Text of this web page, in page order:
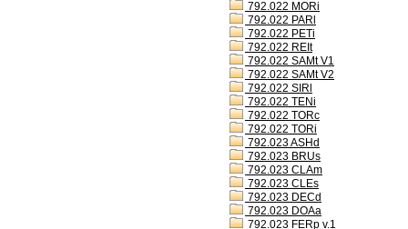
792.022 MORi
792.022 PARl
792.022 PETi
792.022 REIt
792.022 SAMt V1
792.022 SAMt V2
792.022 SIRl
792.022 TENi
792.022 TORc
792.022 TORi
792.023 ASHd
792.023 BRUs
792.023 CLAm
792.023 CLEs
792.023 DECd
792.023 DOAa
792.023 FERp v.1